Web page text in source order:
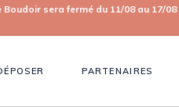
Boudoir sera fermé du 11/08 au 17/
PARTENAIRES